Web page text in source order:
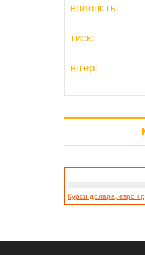
вологість:
тиск:
вітер:
Курси долара, євро і